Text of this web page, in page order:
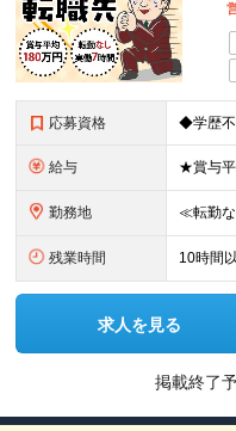
応募資格
給与
勤務地
残業時間 10時間
求人を見る
掲載終了